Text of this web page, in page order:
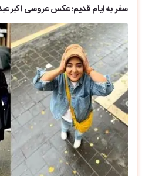
سفر به ایام قدیم؛ عکس عروسی اکبر